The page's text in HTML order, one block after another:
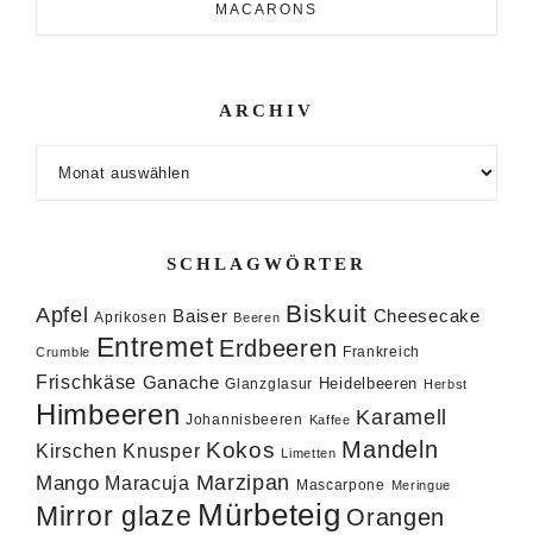
MACARONS
ARCHIV
SCHLAGWÖRTER
Apfel Aprikosen Baiser Beeren Biskuit Cheesecake
Crumble Entremet Erdbeeren Frankreich
Frischkäse Ganache Glanzglasur Heidelbeeren Herbst
Himbeeren Johannisbeeren Kaffee Karamell
Kirschen Knusper Kokos Limetten Mandeln
Mango Maracuja Marzipan Mascarpone Meringue
Mirror glaze Mürbeteig Orangen